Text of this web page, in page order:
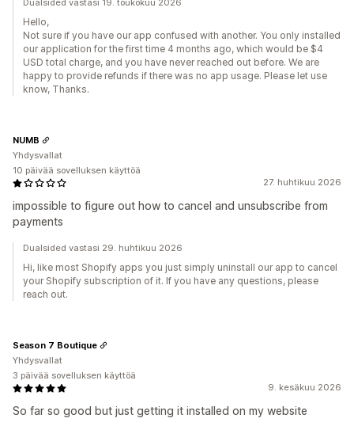
Dualsided vastasi 19. toukokuu 2026
Hello,
Not sure if you have our app confused with another. You only installed
our application for the first time 4 months ago, which would be $4
USD total charge, and you have never reached out before. We are
happy to provide refunds if there was no app usage. Please let use
know, Thanks.
27. huhtikuu 2026
impossible to figure out how to cancel and unsubscribe from
payments
NUMB
Yhdysvallat
10 päivää sovelluksen käyttöä
Dualsided vastasi 29. huhtikuu 2026
Hi, like most Shopify apps you just simply uninstall our app to cancel
your Shopify subscription of it. If you have any questions, please
reach out.
9. kesäkuu 2026
So far so good but just getting it installed on my website
Season 7 Boutique
Yhdysvallat
3 päivää sovelluksen käyttöä